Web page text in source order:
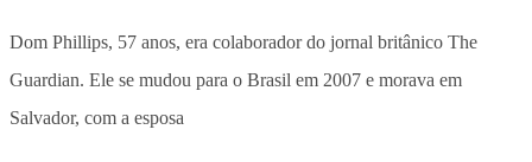
Dom Phillips, 57 anos, era colaborador do jornal britânico The
Guardian. Ele se mudou para o Brasil em 2007 e morava em
Salvador, com a esposa